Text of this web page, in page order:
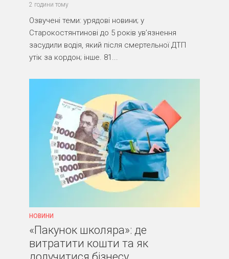
2 години тому
Озвучені теми: урядові новини; у
Старокостянтинові до 5 років ув’язнення
засудили водія, який після смертельної ДТП
утік за кордон; інше. 81...
НОВИНИ
«Пакунок школяра»: де
витратити кошти та як